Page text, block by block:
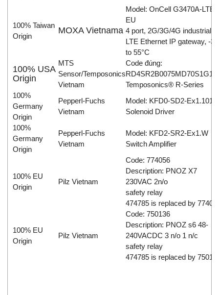
100% Taiwan
Origin
MOXA Vietnama
Model: OnCell G3470A-LTE-
EU
4 port, 2G/3G/4G industrial
LTE Ethernet IP gateway, -30
to 55°C
100% USA
Origin
MTS
Sensor/Temposonics
Vietnam
Code đúng:
Temposonics® R-Series
100%
Germany
Origin
Pepperl-Fuchs
Vietnam
Model: KFD0-SD2-
Solenoid Driver
100%
Germany
Origin
Pepperl-Fuchs
Vietnam
Model: KFD2-SR2-Ex1.W
Switch Amplifier
100% EU
Origin
Pilz Vietnam
Code: 774056
Description: PNOZ X7
230VAC 2n/o
safety relay
474785 is replaced by
100% EU
Origin
Pilz Vietnam
Code: 750136
Description: PNOZ s6 48-
240VACDC 3 n/o 1 n/c
safety relay
474785 is replaced by